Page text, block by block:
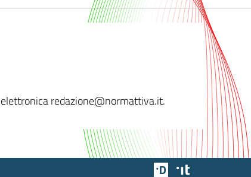
redazione@normattiva.it.
Team Digitale